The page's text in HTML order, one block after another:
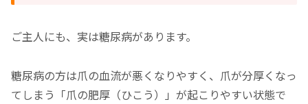
ご主人にも、実は糖尿病があります。
糖尿病の方は爪の血流が悪くなりやすく、爪が分厚くなっ
てしまう「爪の肥厚（ひこう）」が起こりやすい状態で